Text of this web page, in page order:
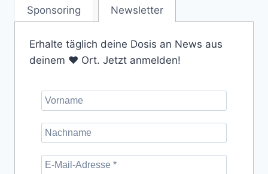
Sponsoring Newsletter
Erhalte täglich deine Dosis an News aus
deinem ❤️ Ort. Jetzt anmelden!